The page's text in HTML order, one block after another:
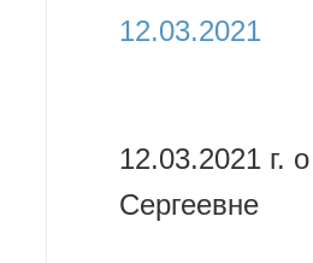
12.03.2021
12.03.2021 г.
Сергеевне